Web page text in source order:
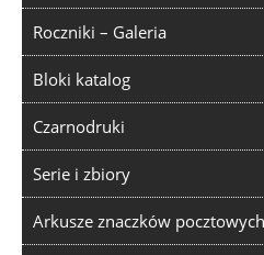
Roczniki – Galeria
Bloki katalog
Czarnodruki
Serie i zbiory
Arkusze znaczków pocztowych